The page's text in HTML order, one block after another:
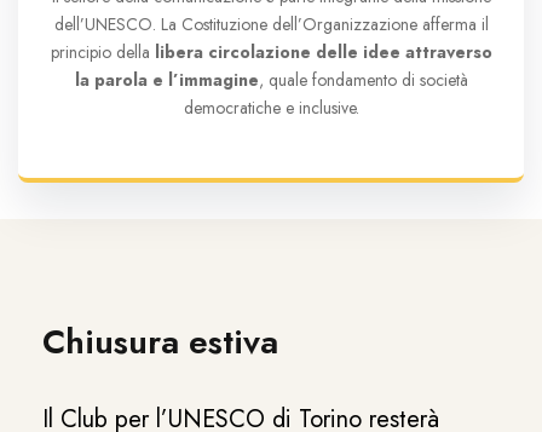
dell’UNESCO. La Costituzione dell’Organizzazione afferma il
principio della libera circolazione delle idee attraverso
la parola e l’immagine, quale fondamento di società
democratiche e inclusive.
Chiusura estiva
Il Club per l’UNESCO di Torino resterà